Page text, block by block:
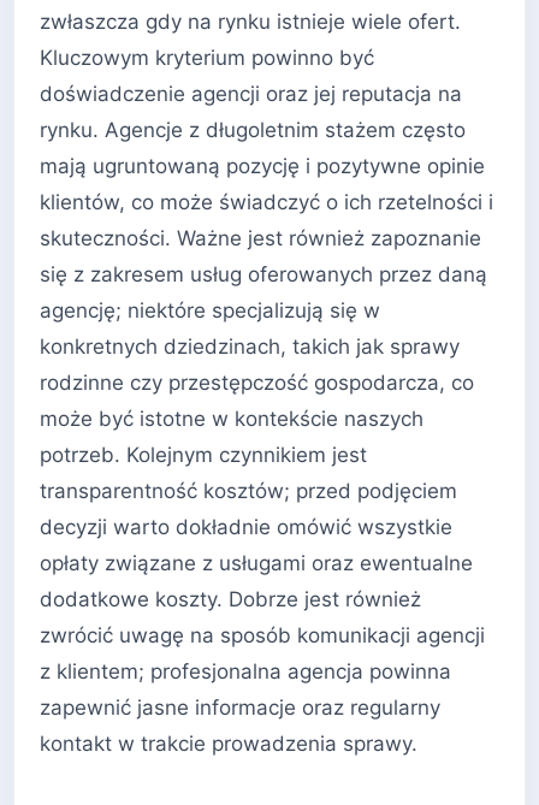
zwłaszcza gdy na rynku istnieje wiele ofert.
Kluczowym kryterium powinno być
doświadczenie agencji oraz jej reputacja na
rynku. Agencje z długoletnim stażem często
mają ugruntowaną pozycję i pozytywne opinie
klientów, co może świadczyć o ich rzetelności i
skuteczności. Ważne jest również zapoznanie
się z zakresem usług oferowanych przez daną
agencję; niektóre specjalizują się w
konkretnych dziedzinach, takich jak sprawy
rodzinne czy przestępczość gospodarcza, co
może być istotne w kontekście naszych
potrzeb. Kolejnym czynnikiem jest
transparentność kosztów; przed podjęciem
decyzji warto dokładnie omówić wszystkie
opłaty związane z usługami oraz ewentualne
dodatkowe koszty. Dobrze jest również
zwrócić uwagę na sposób komunikacji agencji
z klientem; profesjonalna agencja powinna
zapewnić jasne informacje oraz regularny
kontakt w trakcie prowadzenia sprawy.